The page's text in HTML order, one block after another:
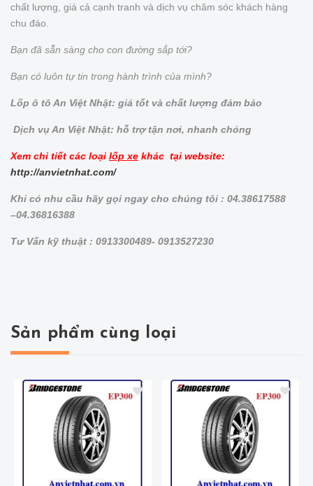
chất lượng, giá cả cạnh tranh và dịch vụ chăm sóc khách hàng
chu đáo.
Bạn đã sẵn sàng cho con đường sắp tới?
Bạn có luôn tự tin trong hành trình của mình?
Lốp ô tô An Việt Nhật: giá tốt và chất lượng đảm bảo
Dịch vụ An Việt Nhật: hỗ trợ tận nơi, nhanh chóng
Xem chi tiết các loại lốp xe khác tại website:
http://anvietnhat.com/
Khi có nhu cầu hãy gọi ngay cho chúng tôi : 04.38617588
–04.36816388
Tư Vấn kỹ thuật : 0913300489- 0913527230
Sản phẩm cùng loại